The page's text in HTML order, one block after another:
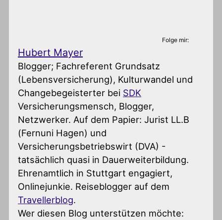
Folge mir:
Hubert Mayer
Blogger; Fachreferent Grundsatz
(Lebensversicherung), Kulturwandel und
Changebegeisterter bei SDK
Versicherungsmensch, Blogger,
Netzwerker. Auf dem Papier: Jurist LL.B
(Fernuni Hagen) und
Versicherungsbetriebswirt (DVA) -
tatsächlich quasi in Dauerweiterbildung.
Ehrenamtlich in Stuttgart engagiert,
Onlinejunkie. Reiseblogger auf dem
Travellerblog.
Wer diesen Blog unterstützen möchte: